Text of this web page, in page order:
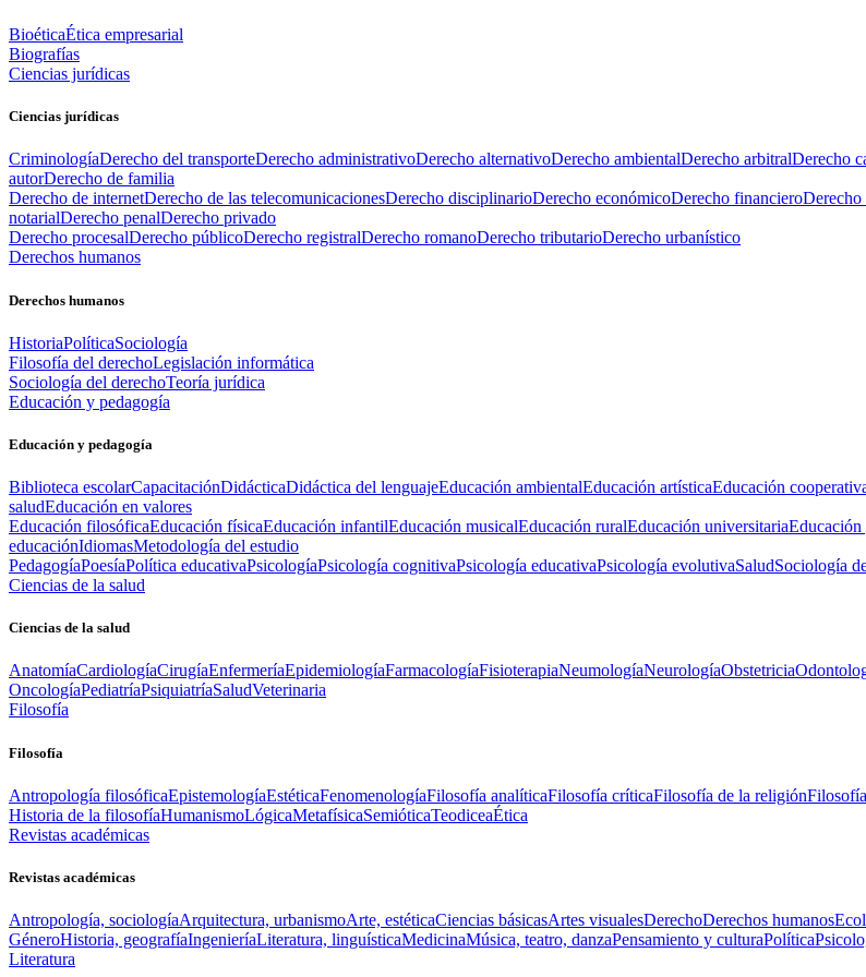
BioéticaÉtica empresarial
Biografías
Ciencias jurídicas
Ciencias jurídicas
CriminologíaDerecho del transporteDerecho administrativoDerecho alternativoDerecho ambientalDerecho arbitralDerecho
autorDerecho de familia
Derecho de internetDerecho de las telecomunicacionesDerecho disciplinarioDerecho económicoDerecho financieroDerecho
notarialDerecho penalDerecho privado
Derecho procesalDerecho públicoDerecho registralDerecho romanoDerecho tributarioDerecho urbanístico
Derechos humanos
Derechos humanos
HistoriaPolíticaSociología
Filosofía del derechoLegislación informática
Sociología del derechoTeoría jurídica
Educación y pedagogía
Educación y pedagogía
Biblioteca escolarCapacitaciónDidácticaDidáctica del lenguajeEducación ambientalEducación artísticaEducación
saludEducación en valores
Educación filosóficaEducación físicaEducación infantilEducación musicalEducación ruralEducación universitariaEducación
educaciónIdiomasMetodología del estudio
PedagogíaPoesíaPolítica educativaPsicologíaPsicología cognitivaPsicología educativaPsicología evolutivaSaludSociología
Ciencias de la salud
Ciencias de la salud
AnatomíaCardiologíaCirugíaEnfermeríaEpidemiologíaFarmacologíaFisioterapiaNeumologíaNeurologíaObstetricia
OncologíaPediatríaPsiquiatríaSaludVeterinaria
Filosofía
Filosofía
Antropología filosóficaEpistemologíaEstéticaFenomenologíaFilosofía analíticaFilosofía críticaFilosofía de la religión
Historia de la filosofíaHumanismoLógicaMetafísicaSemióticaTeodiceaÉtica
Revistas académicas
Revistas académicas
Antropología, sociologíaArquitectura, urbanismoArte, estéticaCiencias básicasArtes visualesDerechoDerechos humanos
GéneroHistoria, geografíaIngenieríaLiteratura, linguísticaMedicinaMúsica, teatro, danzaPensamiento y culturaPolítica
Literatura